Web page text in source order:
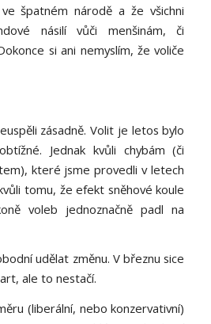
špatném národě a že všichni
násilí vůči menšinám, či
si ani nemyslím, že voliče
zásadně. Volit je letos bylo
Jednak kvůli chybám (či
které jsme provedli v letech
tomu, že efekt sněhové koule
voleb jednoznačně padl na
udělat změnu. V březnu sice
ale to nestačí.
(liberální, nebo konzervativní)